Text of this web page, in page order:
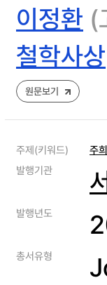
이정환 (
철학사상
원문보기
주제(키워드) 주희
발행기관
발행년도
총서유형